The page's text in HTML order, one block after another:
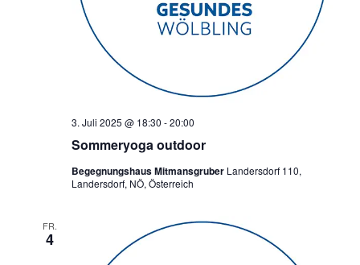
Sommeryoga outdoor
3. Juli 2025 @ 18:30 -20:00
Begegnungshaus Mitmansgruber Landersdorf 110,
Landersdorf, NÖ, Österreich
FR.
4